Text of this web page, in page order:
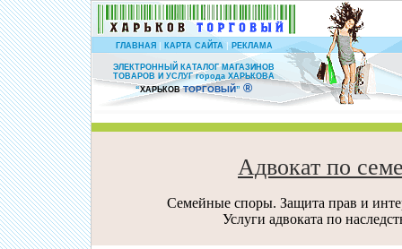
ГЛАВНАЯ| КАРТА САЙТА | РЕКЛАМА
ЭЛЕКТРОННЫЙ КАТАЛОГ МАГАЗИНОВ
ТОВАРОВ И УСЛУГ города ХАРЬКОВА
“ХАРЬКОВ ТОРГОВЫЙ” ®
Адвокат по
Семейные споры. Защита прав и
Услуги адвоката по